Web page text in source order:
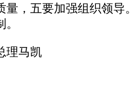
量，五要加强组织领导
马凯